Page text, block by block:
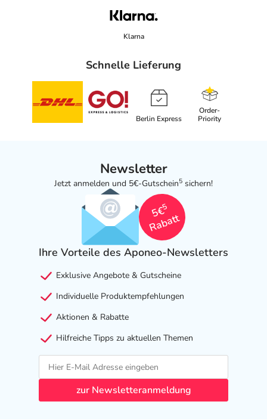
Klarna
Schnelle Lieferung
Berlin Express
Order-
Priority
Newsletter
Jetzt anmelden und 5€-Gutschein5 sichern!
5€
5
Rabatt
Ihre Vorteile des Aponeo-Newsletters
Exklusive Angebote & Gutscheine
Individuelle Produktempfehlungen
Aktionen & Rabatte
Hilfreiche Tipps zu aktuellen Themen
zur Newsletteranmeldung